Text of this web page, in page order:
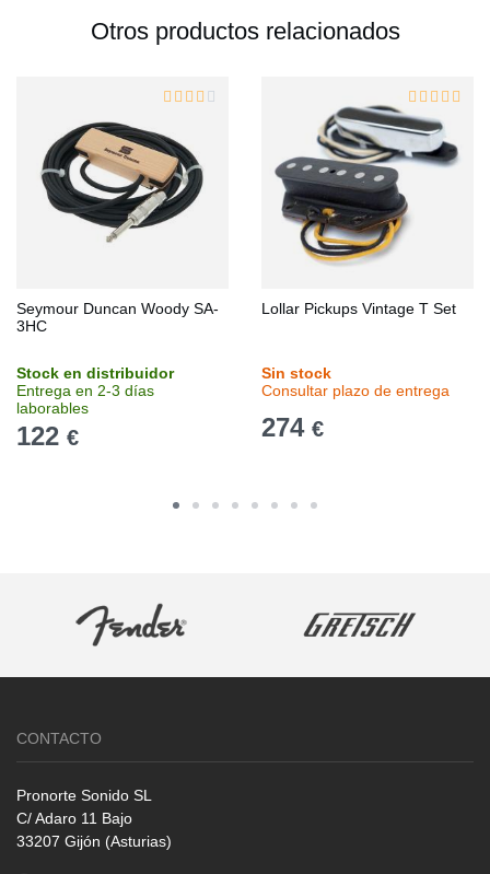
Otros productos relacionados
Seymour Duncan Woody SA-
3HC
Stock en distribuidor
Entrega en 2-3 días
laborables
122 €
Lollar Pickups Vintage T Set
Sin stock
Consultar plazo de entrega
274 €
CONTACTO
Pronorte Sonido SL
C/ Adaro 11 Bajo
33207 Gijón (Asturias)